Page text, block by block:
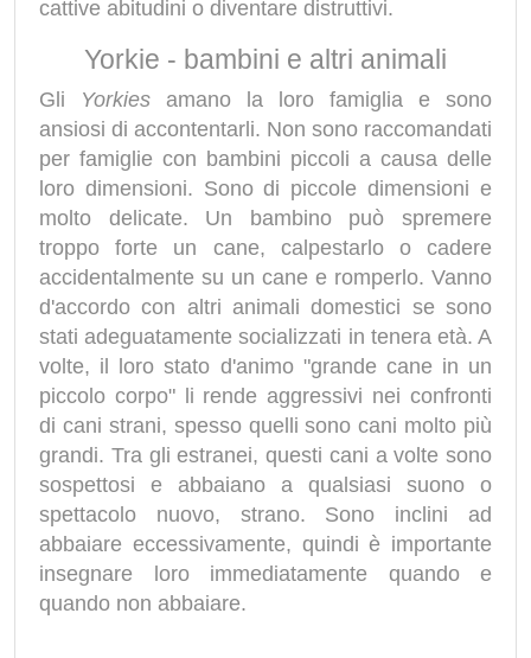
cattive abitudini o diventare distruttivi.
Yorkie - bambini e altri animali
Gli Yorkies amano la loro famiglia e sono
ansiosi di accontentarli. Non sono raccomandati
per famiglie con bambini piccoli a causa delle
loro dimensioni. Sono di piccole dimensioni e
molto delicate. Un bambino può spremere
troppo forte un cane, calpestarlo o cadere
accidentalmente su un cane e romperlo. Vanno
d'accordo con altri animali domestici se sono
stati adeguatamente socializzati in tenera età. A
volte, il loro stato d'animo "grande cane in un
piccolo corpo" li rende aggressivi nei confronti
di cani strani, spesso quelli sono cani molto più
grandi. Tra gli estranei, questi cani a volte sono
sospettosi e abbaiano a qualsiasi suono o
spettacolo nuovo, strano. Sono inclini ad
abbaiare eccessivamente, quindi è importante
insegnare loro immediatamente quando e
quando non abbaiare.